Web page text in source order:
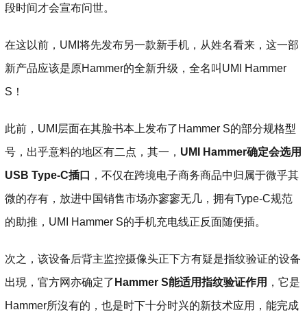
段时间才会宣布问世。
在这以前，UMI将先发布另一款新手机，从姓名看来，这一部
新产品应该是原Hammer的全新升级，全名叫UMI Hammer
S！
此前，UMI层面在其脸书本上发布了Hammer S的部分规格型
号，出乎意料的地区有二点，其一， UMI Hammer确定会选用
USB Type-C插口
，不仅在跨境电子商务商品中归属于微乎其
微的存有，放进中国销售市场亦寥寥无几，拥有Type-C规范
的助推，UMI Hammer S的手机充电线正反面随便插。
次之，该设备后背主监控摄像头正下方有疑是指纹验证的设备
出現，官方网亦确定了 Hammer S能适用指纹验证作用 ，它是
Hammer所沒有的，也是时下十分时兴的新技术应用，能完成